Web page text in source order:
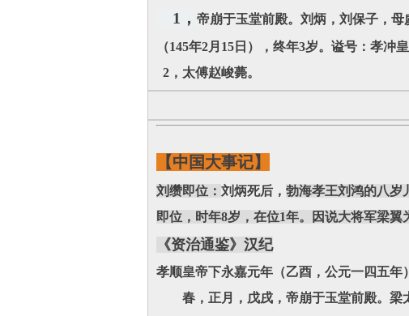
1， 帝崩于玉堂前殿。刘炳，刘保子，母
（145年2月15日），终年3岁。谥号：孝冲
2，太傅赵峻薨。
【中国大事记】
刘缵即位： 刘炳死后， 勃海孝王刘鸿的八岁
即位，时年8岁，在位1年。因说大将军梁翼
《资治通鉴》汉纪
孝顺皇帝下永嘉元年（乙酉，公元一四五年）
春，正月，戊戌，帝崩于玉堂前殿。梁太